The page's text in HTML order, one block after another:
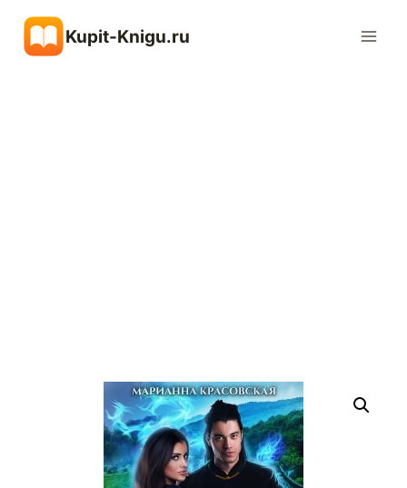
содержимому
Kupit-Knigu.ru